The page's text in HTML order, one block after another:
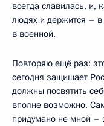
всегда славилась, и,
людях и держится –
в военной.
Повторяю ещё раз:
сегодня защищает
должны посвятить
вполне возможно.
придумано не мной –